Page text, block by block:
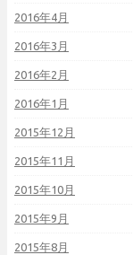
2016年4月
2016年3月
2016年2月
2016年1月
2015年12月
2015年11月
2015年10月
2015年9月
2015年8月